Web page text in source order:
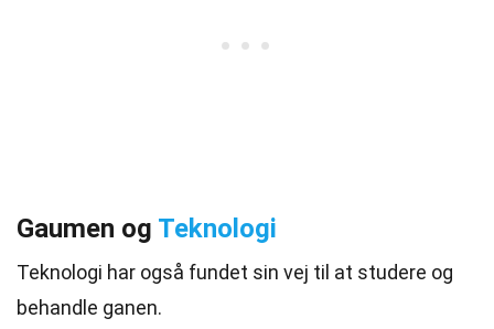
Gaumen og Teknologi
Teknologi har også fundet sin vej til at studere og
behandle ganen.